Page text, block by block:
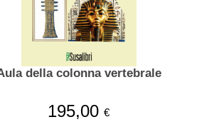
Aula della colonna vertebrale
195,00€